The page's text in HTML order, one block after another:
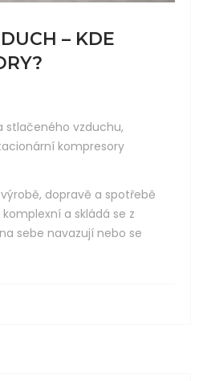
– KDE
stlačeného vzduchu,
kompresory
dopravě a spotřebě
a skládá se z
sebe navazují nebo se